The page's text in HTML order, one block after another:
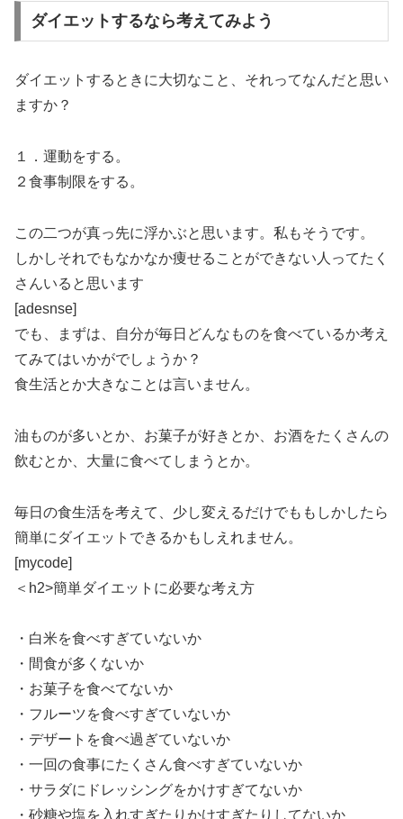
ダイエットするなら考えてみよう
ダイエットするときに大切なこと、それってなんだと思い
ますか？
１．運動をする。
２食事制限をする。
この二つが真っ先に浮かぶと思います。私もそうです。
しかしそれでもなかなか痩せることができない人ってたく
さんいると思います
[adesnse]
でも、まずは、自分が毎日どんなものを食べているか考え
てみてはいかがでしょうか？
食生活とか大きなことは言いません。
油ものが多いとか、お菓子が好きとか、お酒をたくさんの
飲むとか、大量に食べてしまうとか。
毎日の食生活を考えて、少し変えるだけでももしかしたら
簡単にダイエットできるかもしえれません。
[mycode]
＜h2>簡単ダイエットに必要な考え方
・白米を食べすぎていないか
・間食が多くないか
・お菓子を食べてないか
・フルーツを食べすぎていないか
・デザートを食べ過ぎていないか
・一回の食事にたくさん食べすぎていないか
・サラダにドレッシングをかけすぎてないか
・砂糖や塩を入れすぎたりかけすぎたりしてないか